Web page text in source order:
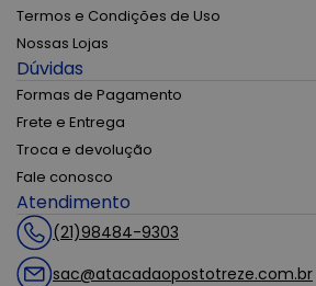
Termos e Condições de Uso
Nossas Lojas
Dúvidas
Formas de Pagamento
Frete e Entrega
Troca e devolução
Fale conosco
Atendimento
(21)98484-9303
sac@atacadaopostotreze.com.br